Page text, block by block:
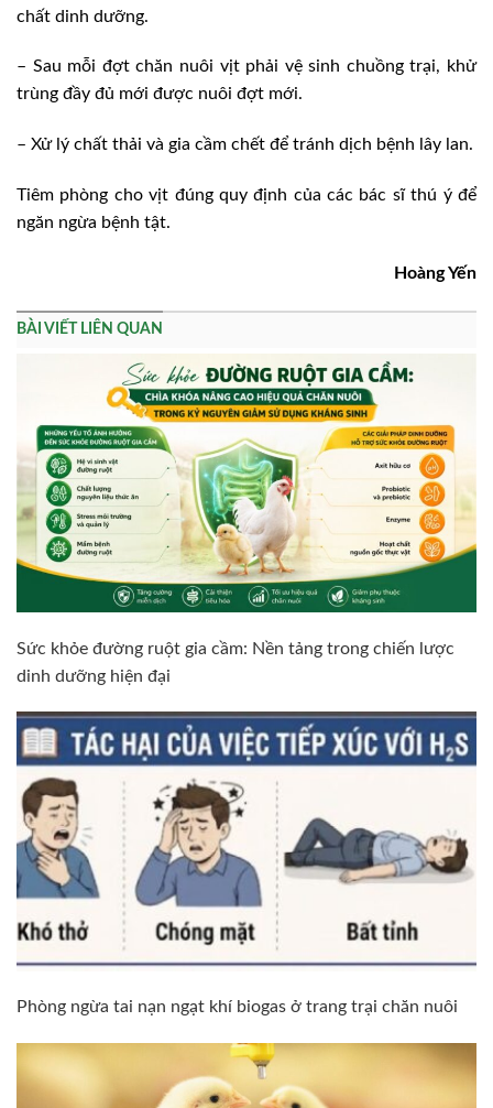
chất dinh dưỡng.
– Sau mỗi đợt chăn nuôi vịt phải vệ sinh chuồng trại, khử
trùng đầy đủ mới được nuôi đợt mới.
– Xử lý chất thải và gia cầm chết để tránh dịch bệnh lây lan.
Tiêm phòng cho vịt đúng quy định của các bác sĩ thú ý để
ngăn ngừa bệnh tật.
Hoàng Yến
BÀI VIẾT LIÊN QUAN
Sức khỏe đường ruột gia cầm: Nền tảng trong chiến lược
dinh dưỡng hiện đại
Phòng ngừa tai nạn ngạt khí biogas ở trang trại chăn nuôi